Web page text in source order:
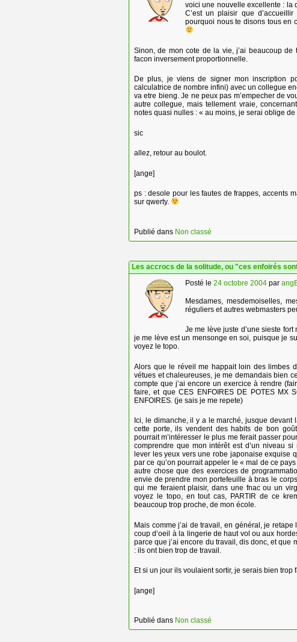
voici une nouvelle excellente : la
C’est un plaisir que
pourquoi nous te disons tous en
Sinon, de mon cote de la vie, j’ai beaucoup
facon inversement proportionnelle.
De plus, je viens de signer mon inscription
calculatrice de nombre infini) avec un collegue
va etre bieng. Je ne peux pas m’empecher de
autre collegue, mais tellement vraie,
notes quasi nulles : « au moins, je serai oblige
sic
allez, retour au boulot.
[ange]
ps : desole pour les fautes de frappes, accents
sur qwerty.
Publié dans Non classé
Les accrocs de la solitude, ou "ces enfoirés
Posté le 24 octobre 2004 par
Mesdames, mesdemoiselles,
réguliers et autres webmasters
Je me lève juste d’une sieste
je me lève est un mensonge en soi, puisque je
voyez le topo.
Alors que le réveil me happait loin des limbes
vétues et chaleureuses, je me demandais bien
compte que j’ai encore un exercice à rendre
faire, et que CES ENFOIRES DE POTES MX
ENFOIRES. (je sais je me repete)
Ici, le dimanche, il y a le marché, jusque
cette porte, ils vendent des habits de bon
pourrait m’intéresser le plus me ferait passer
comprendre que mon intérêt est d’un niveau
lever les yeux vers une robe japonaise exquise
par ce qu’on pourrait appeler le « mal de ce
autre chose que des exercices de
envie de prendre mon portefeuille à bras le
qui me feraient plaisir, dans une fnac ou un
voyez le topo, en tout cas, PARTIR de ce
beaucoup trop proche, de mon école.
Mais comme j’ai de travail, en général, je
coup d’oeil à la lingerie de haut vol ou aux
parce que j’ai encore du travail, dis donc, et
: ils ont bien trop de travail.
Et si un jour ils voulaient sortir, je serais bien
[ange]
Publié dans Non classé